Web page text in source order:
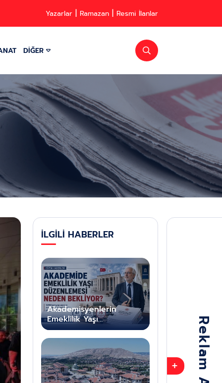
Yazarlar Ramazan Resmi İlanlar
DİĞER
+
İLGİLİ HABERLER
Akademisyenlerin
Emeklilik Yaşı
Düzenlemesi Meclis’te
Neden Bekliyor?